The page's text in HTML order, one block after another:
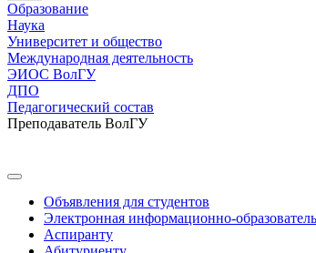
Образование
Наука
Университет и общество
Международная деятельность
ЭИОС ВолГУ
ДПО
Педагогический состав
Преподаватель ВолГУ
Объявления для студентов
Электронная информационно-
Аспиранту